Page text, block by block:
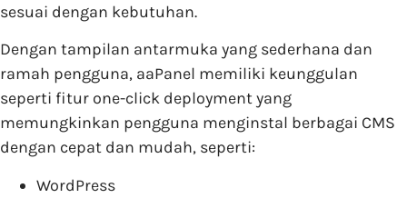
sesuai dengan kebutuhan.
Dengan tampilan antarmuka yang sederhana dan
ramah pengguna, aaPanel memiliki keunggulan
seperti fitur one-click deployment yang
memungkinkan pengguna menginstal berbagai CMS
dengan cepat dan mudah, seperti:
WordPress